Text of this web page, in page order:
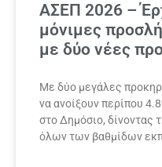
ΑΣΕΠ 2026 –
μόνιμες
με δύο νέες
Με δύο μεγάλες
να ανοίξουν περίπου
στο Δημόσιο, δίνοντας
όλων των βαθμίδων